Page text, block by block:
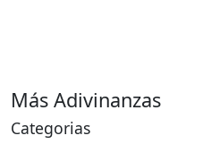
Más Adivinanzas
Categorias